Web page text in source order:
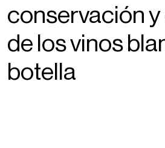
conservación
de los vinos
botella